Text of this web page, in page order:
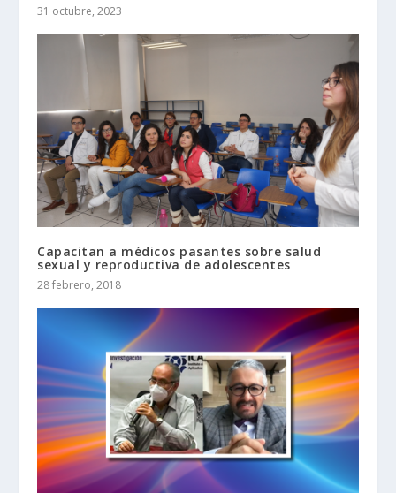
31 octubre, 2023
Capacitan a médicos pasantes sobre salud
sexual y reproductiva de adolescentes
28 febrero, 2018